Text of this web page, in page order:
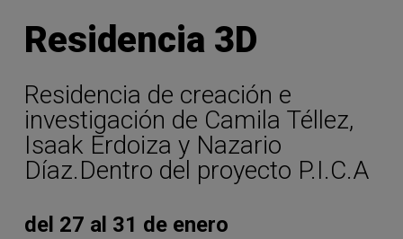
Residencia 3D
Residencia de creación e
investigación de Camila Téllez,
Isaak Erdoiza y Nazario
Díaz.Dentro del proyecto P.I.C.A
del 27 al 31 de enero